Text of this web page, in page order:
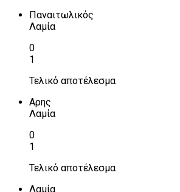
Παναιτωλικός
Λαμία
0
1
Τελικό αποτέλεσμα
Αρης
Λαμία
0
1
Τελικό αποτέλεσμα
Λαμία